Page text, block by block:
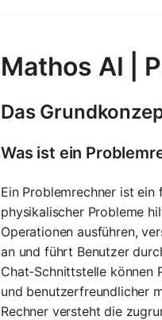
Mathos AI |
Das
Was ist ein
Ein Problemrechner ist
physikalischer Probleme
Operationen ausführen,
an und führt Benutzer
Chat-Schnittstelle können
und benutzerfreundlicher
Rechner versteht die